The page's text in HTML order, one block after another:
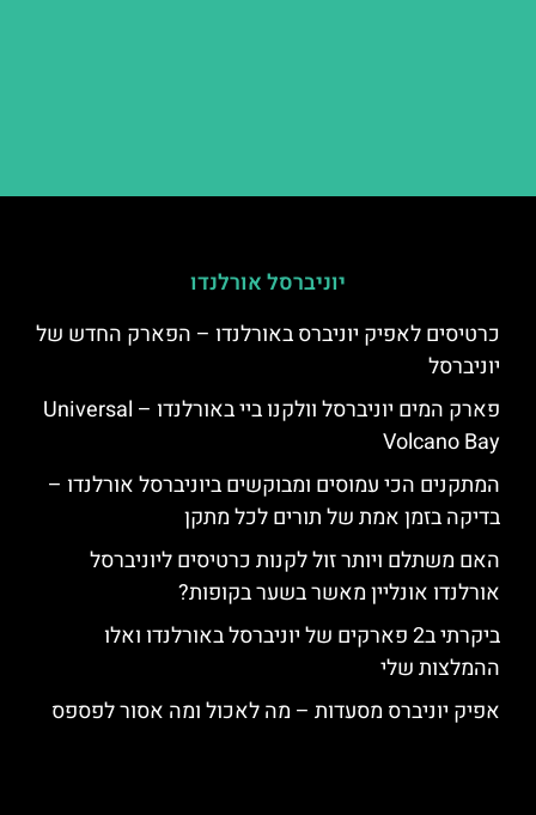
יוניברסל אורלנדו
כרטיסים לאפיק יוניברס באורלנדו – הפארק החדש של
יוניברסל
פארק המים יוניברסל וולקנו ביי באורלנדו – Universal
Volcano Bay
המתקנים הכי עמוסים ומבוקשים ביוניברסל אורלנדו –
בדיקה בזמן אמת של תורים לכל מתקן
האם משתלם ויותר זול לקנות כרטיסים ליוניברסל
אורלנדו אונליין מאשר בשער בקופות?
ביקרתי ב2 פארקים של יוניברסל באורלנדו ואלו
ההמלצות שלי
אפיק יוניברס מסעדות – מה לאכול ומה אסור לפספס